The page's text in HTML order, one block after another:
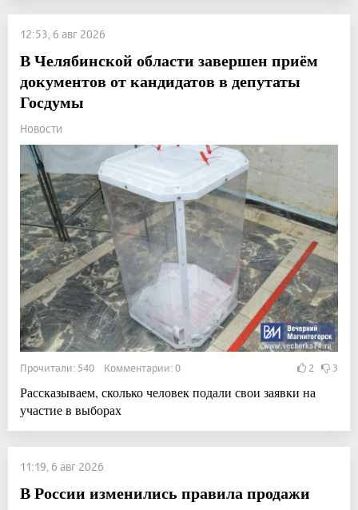
12:53, 6 авг 2026
В Челябинской области завершен приём
документов от кандидатов в депутаты
Госдумы
Новости
Прочитали: 540 Комментарии: 0 2 3
Рассказываем, сколько человек подали свои заявки на
участие в выборах
11:19, 6 авг 2026
В России изменились правила продажи